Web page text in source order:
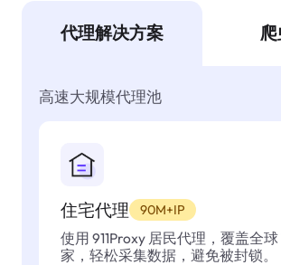
代理解决方案
高速大规模代理池
住宅代理 90M+IP
使用 911Proxy 居民代理，覆盖全球
家，轻松采集数据，避免被封锁。